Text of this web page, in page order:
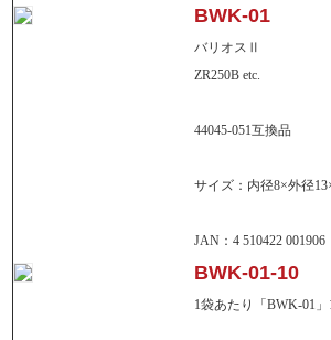
多様性に優れている用途強靭な「多
新開発シートアッセンブ
BWK-01
バリオスⅡ
ZR250B etc.
44045-051互換品
サイズ：内径8×外径
JAN：4 510422 001906
BWK-01-10
1袋あたり「BWK-01」